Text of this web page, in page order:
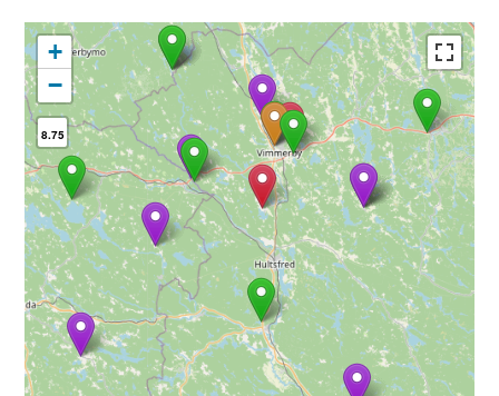
+
−
8.75